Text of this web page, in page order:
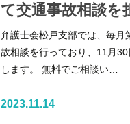
て交通事故相談を
弁護士会松戸支部では、毎月
故相談を行っており、11月
します。 無料でご相談い…
2023.11.14